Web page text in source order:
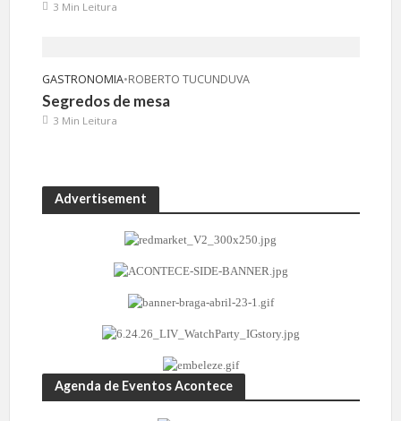
3 Min Leitura
GASTRONOMIA•ROBERTO TUCUNDUVA
Segredos de mesa
3 Min Leitura
Advertisement
Agenda de Eventos Acontece